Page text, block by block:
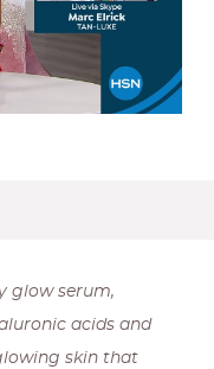
glow serum,
acids and
skin that